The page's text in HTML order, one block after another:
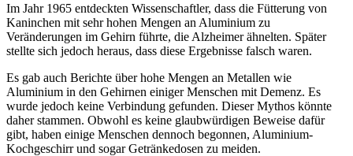
Im Jahr 1965 entdeckten Wissenschaftler, dass die Fütterung von
Kaninchen mit sehr hohen Mengen an Aluminium zu
Veränderungen im Gehirn führte, die Alzheimer ähnelten. Später
stellte sich jedoch heraus, dass diese Ergebnisse falsch waren.
Es gab auch Berichte über hohe Mengen an Metallen wie
Aluminium in den Gehirnen einiger Menschen mit Demenz. Es
wurde jedoch keine Verbindung gefunden. Dieser Mythos könnte
daher stammen. Obwohl es keine glaubwürdigen Beweise dafür
gibt, haben einige Menschen dennoch begonnen, Aluminium-
Kochgeschirr und sogar Getränkedosen zu meiden.